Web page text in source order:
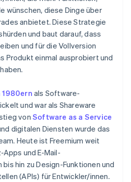
wünschen, diese Dinge über
anbietet. Diese Strategie
und baut darauf, dass
und für die Vollversion
Produkt einmal ausprobiert und
1980ern als Software-
und war als Shareware
vonSoftware as a Service
digitalen Diensten wurde das
Heute ist Freemium weit
und E-Mail-
hin zu Design-Funktionen und
(APIs) für Entwickler/innen.